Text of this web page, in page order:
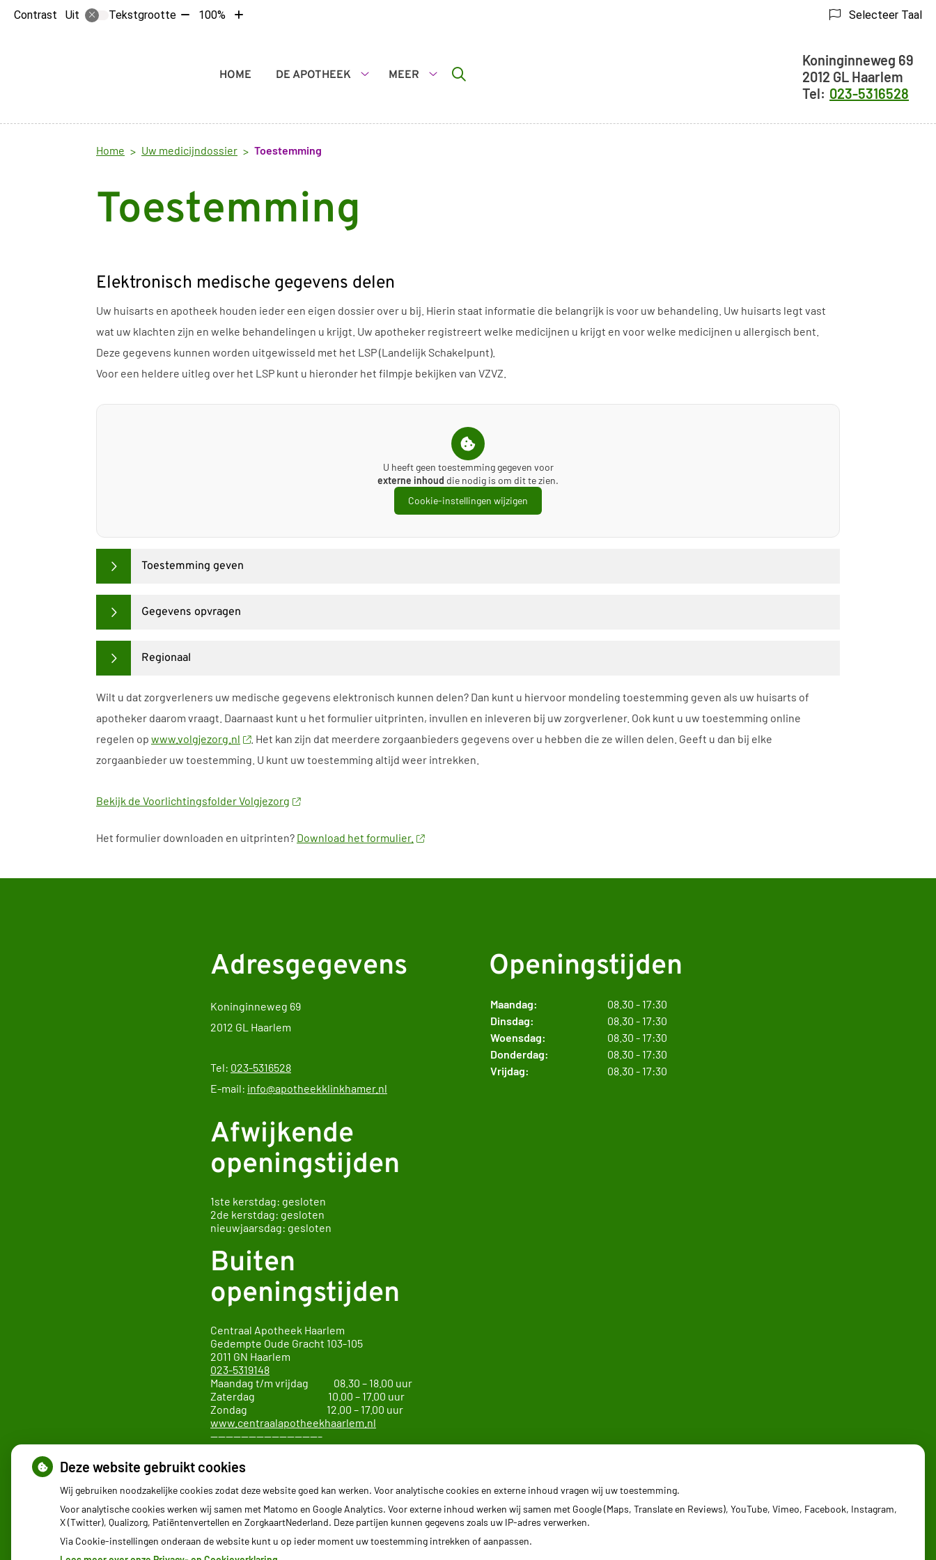
Contrast Uit Tekstgrootte Tekst100%
Tekst
Selecteer Taal
Hoofdmenu
HOME
DE APOTHEEK
MEER
Koninginneweg 69
2012 GL Haarlem
023-5316528
Home Uw medicijndossier Toestemming
Toestemming
Elektronisch medische gegevens delen
Uw huisarts en apotheek houden ieder een eigen dossier over u bij. Hierin staat informatie die belangrijk is voor uw behandeling. Uw huisarts legt vast
wat uw klachten zijn en welke behandelingen u krijgt. Uw apotheker registreert welke medicijnen u krijgt en voor welke medicijnen u allergisch bent.
Deze gegevens kunnen worden uitgewisseld met het LSP (Landelijk Schakelpunt).
Voor een heldere uitleg over het LSP kunt u hieronder het filmpje bekijken van VZVZ.
U heeft geen toestemming gegeven voor
externe inhoud die nodig is om dit te zien.
Cookie-instellingen wijzigen
Toestemming geven
Gegevens opvragen
Regionaal
Wilt u dat zorgverleners uw medische gegevens elektronisch kunnen delen? Dan kunt u hiervoor mondeling toestemming geven als uw huisarts of
apotheker daarom vraagt. Daarnaast kunt u het formulier uitprinten, invullen en inleveren bij uw zorgverlener. Ook kunt u uw toestemming online
regelen op www.volgjezorg.nl
. Het kan zijn dat meerdere zorgaanbieders gegevens over u hebben die ze willen delen. Geeft u dan bij elke
zorgaanbieder uw toestemming. U kunt uw toestemming altijd weer intrekken.
Bekijk de Voorlichtingsfolder Volgjezorg
Het formulier downloaden en uitprinten? Download het formulier.
Adresgegevens
Koninginneweg 69
2012 GL Haarlem
Tel: 023-5316528
E-mail: info@apotheekklinkhamer.nl
Afwijkende
openingstijden
1ste kerstdag: gesloten
2de kerstdag: gesloten
nieuwjaarsdag: gesloten
Buiten
openingstijden
Centraal Apotheek Haarlem
Gedempte Oude Gracht 103-105
2011 GN Haarlem
023-5319148
Maandag t/m vrijdag 08.30 – 18.00 uur
Zaterdag 10.00 – 17.00 uur
Zondag 12.00 – 17.00 uur
www.centraalapotheekhaarlem.nl
——————————————–
Boerhaavelaan 22
2035 RC Haarlem
023-5456421
Openingstijden
Maandag:
08.30 - 17:30
Dinsdag:
08.30 - 17:30
Woensdag:
08.30 - 17:30
Donderdag:
08.30 - 17:30
Vrijdag:
08.30 - 17:30
Deze website gebruikt cookies
Wij gebruiken noodzakelijke cookies zodat deze website goed kan werken. Voor analytische cookies en externe inhoud vragen wij uw toestemming.
Voor analytische cookies werken wij samen met Matomo en Google Analytics. Voor externe inhoud werken wij samen met Google (Maps, Translate en Reviews), YouTube, Vimeo, Facebook, Instagram,
X (Twitter), Qualizorg, Patiëntenvertellen en ZorgkaartNederland. Deze partijen kunnen gegevens zoals uw IP-adres verwerken.
Via Cookie-instellingen onderaan de website kunt u op ieder moment uw toestemming intrekken of aanpassen.